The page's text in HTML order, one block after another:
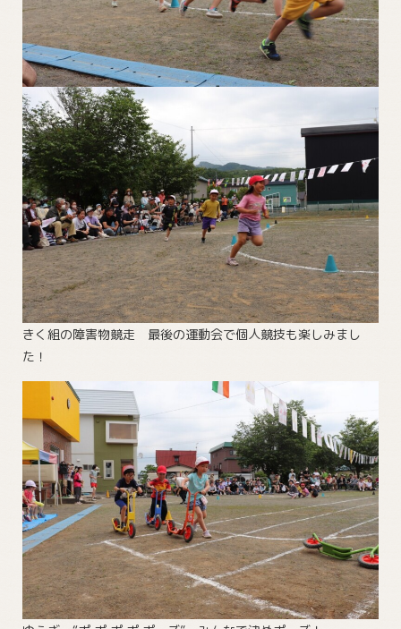
きく組の障害物競走 最後の運動会で個人競技も楽しみまし
た！